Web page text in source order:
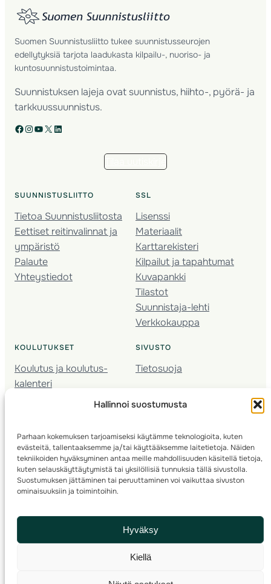
Hallinnoi suostumusta
Parhaan kokemuksen tarjoamiseksi käytämme teknologioita, kuten
evästeitä, tallentaaksemme ja/tai käyttääksemme laitetietoja. Näiden
tekniikoiden hyväksyminen antaa meille mahdollisuuden käsitellä tietoja,
kuten selauskäyttäytymistä tai yksilöllisiä tunnuksia tällä sivustolla.
Suostumuksen jättäminen tai peruuttaminen voi vaikuttaa sivuston
ominaisuuksiin ja toimintoihin.
Hyväksy
Kiellä
Suomen Suunnistusliitto tukee suunnistusseurojen
edellytyksiä tarjota laadukasta kilpailu-, nuoriso- ja
kuntosuunnistustoimintaa.
Suunnistuksen lajeja ovat suunnistus, hiihto-, pyörä- ja
tarkkuussuunnistus.
Facebook Instagram YouTube X LinkedIn
SUUNNISTUSLIITTO
Tietoa Suunnistusliitosta
Eettiset reitinvalinnat ja
ympäristö
Palaute
Yhteystiedot
SSL
Lisenssi
Materiaalit
Karttarekisteri
Kilpailut ja tapahtumat
Kuvapankki
Tilastot
Suunnistaja-lehti
Verkkokauppa
KOULUTUKSET
Koulutus ja koulutus­
kalenteri
Nuorison koulutukset
Kartoitus
Ratamestari
SIVUSTO
Tietosuoja
© 2025 ·Suomen Suunnistusliitto· Valimotie 10, 00380 Helsinki, Finland
info(a)suunnistusliitto.fi,Rastilipun asiat: rastilippu(a)suunnistusliitto.fi
Kilpailut ja kuntorastit – Rastilippu:::Rastilipun ohjeet